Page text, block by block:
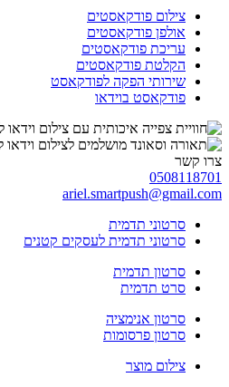
צילום פודקאסטים
אולפן פודקאסטים
עריכת פודקאסטים
הקלטת פודקאסטים
שירותי הפקה לפודקאסט
פודקאסט בוידאו
צרו קשר
0508118701
ariel.smartpush@gmail.com
סרטוני תדמית
סרטוני תדמית לעסקים קטנים
סרטון תדמית
סרט תדמית
סרטון אנימציה
סרטון פרסומות
צילום מוצר